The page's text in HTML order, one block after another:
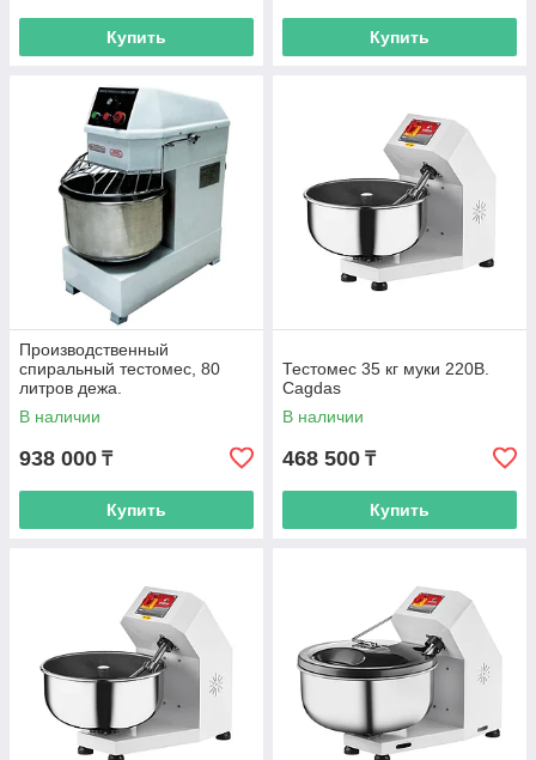
Купить Купить
Производственный
спиральный тестомес, 80
литров дежа.
В наличии
938 000 ₸
Купить
Тестомес 35 кг муки 220В.
Cagdas
В наличии
468 500 ₸
Купить